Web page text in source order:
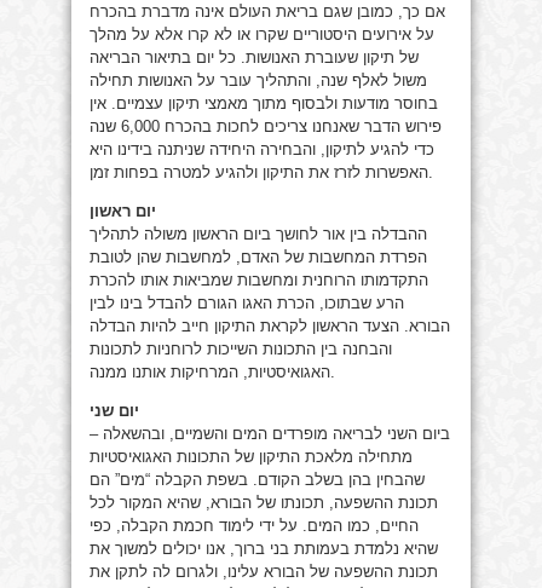
אם כך, כמובן שגם בריאת העולם אינה מדברת בהכרח
על אירועים היסטוריים שקרו או לא קרו אלא על מהלך
של תיקון שעוברת האנושות. כל יום בתיאור הבריאה
משול לאלף שנה, והתהליך עובר על האנושות תחילה
בחוסר מודעות ולבסוף מתוך מאמצי תיקון עצמיים. אין
פירוש הדבר שאנחנו צריכים לחכות בהכרח 6,000 שנה
כדי להגיע לתיקון, והבחירה היחידה שניתנה בידינו היא
יום ראשון
ההבדלה בין אור לחושך ביום הראשון משולה לתהליך
הפרדת המחשבות של האדם, למחשבות שהן לטובת
התקדמותו הרוחנית ומחשבות שמביאות אותו להכרת
הרע שבתוכו, הכרת האגו הגורם להבדל בינו לבין
הבורא. הצעד הראשון לקראת התיקון חייב להיות הבדלה
והבחנה בין התכונות השייכות לרוחניות לתכונות
יום שני
ביום השני לבריאה מופרדים המים והשמיים, ובהשאלה –
מתחילה מלאכת התיקון של התכונות האגואיסטיות
שהבחין בהן בשלב הקודם. בשפת הקבלה “מים” הם
תכונת ההשפעה, תכונתו של הבורא, שהיא המקור לכל
החיים, כמו המים. על ידי לימוד חכמת הקבלה, כפי
שהיא נלמדת בעמותת בני ברוך, אנו יכולים למשוך את
תכונת ההשפעה של הבורא עלינו, ולגרום לה לתקן את